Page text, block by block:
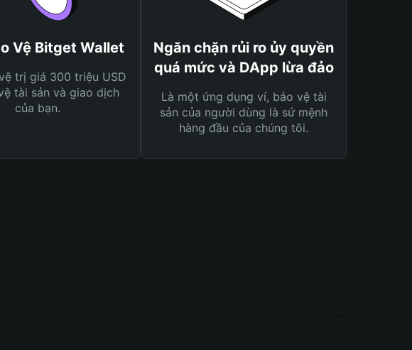
Vệ Bitget Wallet
trị giá 300 triệu USD
tài sản và giao dịch
của bạn.
Ngăn chặn rủi ro ủy quyền
quá mức và DApp lừa đảo
Là một ứng dụng ví, bảo vệ tài
sản của người dùng là sứ mệnh
hàng đầu của chúng tôi.